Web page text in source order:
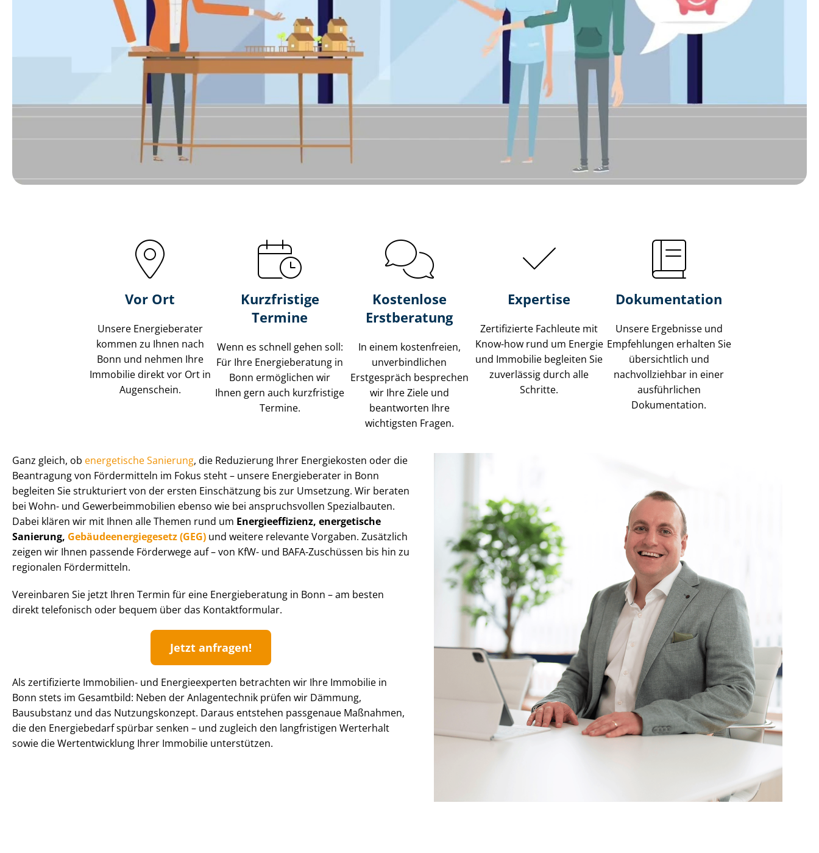
Vor Ort
Unsere Energieberater
kommen zu Ihnen nach
Bonn und nehmen Ihre
Immobilie direkt vor Ort in
Augenschein.
Kurzfristige
Termine
Wenn es schnell gehen soll:
Für Ihre Energieberatung in
Bonn ermöglichen wir
Ihnen gern auch kurzfristige
Termine.
Kostenlose
Erstberatung
In einem kostenfreien,
unverbindlichen
Erstgespräch besprechen
wir Ihre Ziele und
beantworten Ihre
wichtigsten Fragen.
Expertise
Zertifizierte Fachleute mit
Know-how rund um Energie
und Immobilie begleiten Sie
zuverlässig durch alle
Schritte.
Dokumentation
Unsere Ergebnisse und
Empfehlungen erhalten Sie
übersichtlich und
nachvollziehbar in einer
ausführlichen
Dokumentation.
Ganz gleich, ob energetische Sanierung, die Reduzierung Ihrer Energiekosten oder die
Beantragung von Fördermitteln im Fokus steht – unsere Energieberater in Bonn
begleiten Sie strukturiert von der ersten Einschätzung bis zur Umsetzung. Wir beraten
bei Wohn- und Ge­wer­be­im­mo­bi­li­en ebenso wie bei anspruchsvollen Spezialbauten.
Dabei klären wir mit Ihnen alle Themen rund um En­er­gie­ef­fi­zi­enz, energetische
Sanierung, Ge­bäu­de­en­er­gie­ge­setz (GEG) und weitere relevante Vorgaben. Zusätzlich
zeigen wir Ihnen passende Förderwege auf – von KfW- und BAFA-Zuschüssen bis hin zu
regionalen Fördermitteln.
Vereinbaren Sie jetzt Ihren Termin für eine Energieberatung in Bonn – am besten
direkt telefonisch oder bequem über das Kontaktformular.
Jetzt anfragen!
Als zertifizierte Immobilien- und Energieexperten betrachten wir Ihre Immobilie in
Bonn stets im Gesamtbild: Neben der Anlagentechnik prüfen wir Dämmung,
Bausubstanz und das Nutzungskonzept. Daraus entstehen passgenaue Maßnahmen,
die den Energiebedarf spürbar senken – und zugleich den langfristigen Werterhalt
sowie die Wertentwicklung Ihrer Immobilie unterstützen.